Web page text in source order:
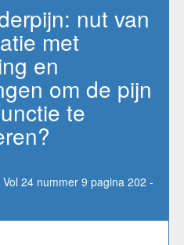
nut van
met
en
om de pijn
te
24 nummer 9 pagina 202 -